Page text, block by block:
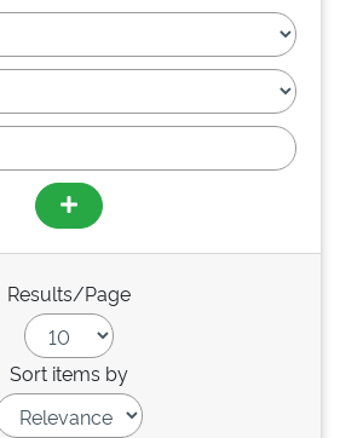
Results/Page
Sort items by